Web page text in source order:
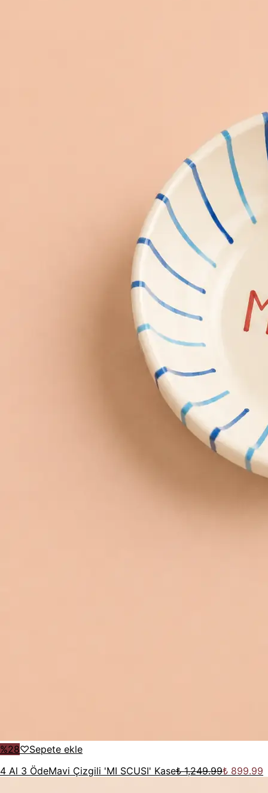
%28♡Sepete ekle
4 Al 3 ÖdeMavi Çizgili 'MI SCUSI' Kase₺ 1,249.99₺ 899.99